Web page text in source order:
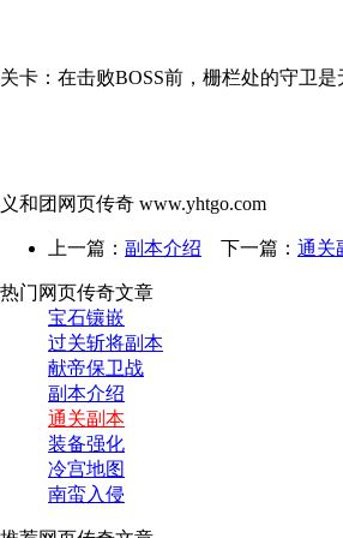
关卡：在击败BOSS前，栅栏处的守卫
义和团网页传奇 www.yhtgo.com
上一篇： 副本介绍 下一篇： 通关
热门网页传奇文章
宝石镶嵌
过关斩将副本
献帝保卫战
副本介绍
通关副本
装备强化
冷宫地图
南蛮入侵